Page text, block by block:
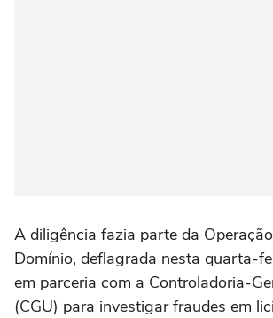
A diligência fazia parte da
Domínio, deflagrada nesta quarta-
em parceria com a Controladoria-
(CGU) para investigar fraudes em